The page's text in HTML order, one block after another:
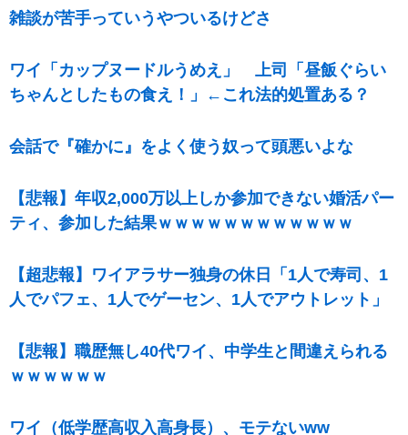
雑談が苦手っていうやついるけどさ
ワイ「カップヌードルうめえ」 上司「昼飯ぐらい
ちゃんとしたもの食え！」←これ法的処置ある？
会話で『確かに』をよく使う奴って頭悪いよな
【悲報】年収2,000万以上しか参加できない婚活パー
ティ、参加した結果ｗｗｗｗｗｗｗｗｗｗｗｗ
【超悲報】ワイアラサー独身の休日「1人で寿司、1
人でパフェ、1人でゲーセン、1人でアウトレット」
【悲報】職歴無し40代ワイ、中学生と間違えられる
ｗｗｗｗｗｗ
ワイ（低学歴高収入高身長）、モテないww